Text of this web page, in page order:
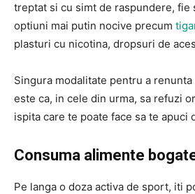
treptat si cu simt de raspundere, fie
optiuni mai putin nocive precum
plasturi cu nicotina, dropsuri de
Singura modalitate pentru a
este ca, in cele din urma, sa refuzi
ispita care te poate face sa te apuci
Consuma alimente
Pe langa o doza activa de sport, iti